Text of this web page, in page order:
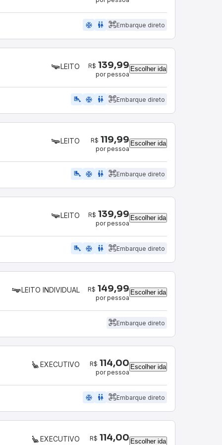
ac_unit wc Embarque direto
LEITO R$ 139,99
por pessoa
Escolher ida
airline_seat_legroom_extra ac_unit wc Embarque direto
LEITO R$ 119,99
por pessoa
Escolher ida
airline_seat_legroom_extra ac_unit wc Embarque direto
LEITO R$ 139,99
por pessoa
Escolher ida
airline_seat_legroom_extra ac_unit wc Embarque direto
LEITO INDIVIDUAL R$ 149,99
por pessoa
Escolher ida
Embarque direto
EXECUTIVO R$ 114,00
por pessoa
Escolher ida
ac_unit wc Embarque direto
EXECUTIVO R$ 114,00 Escolher ida